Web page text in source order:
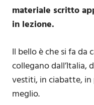
materiale scritto
in lezione.
Il bello è che si fa da
collegano dall’Italia,
vestiti, in ciabatte,
meglio.